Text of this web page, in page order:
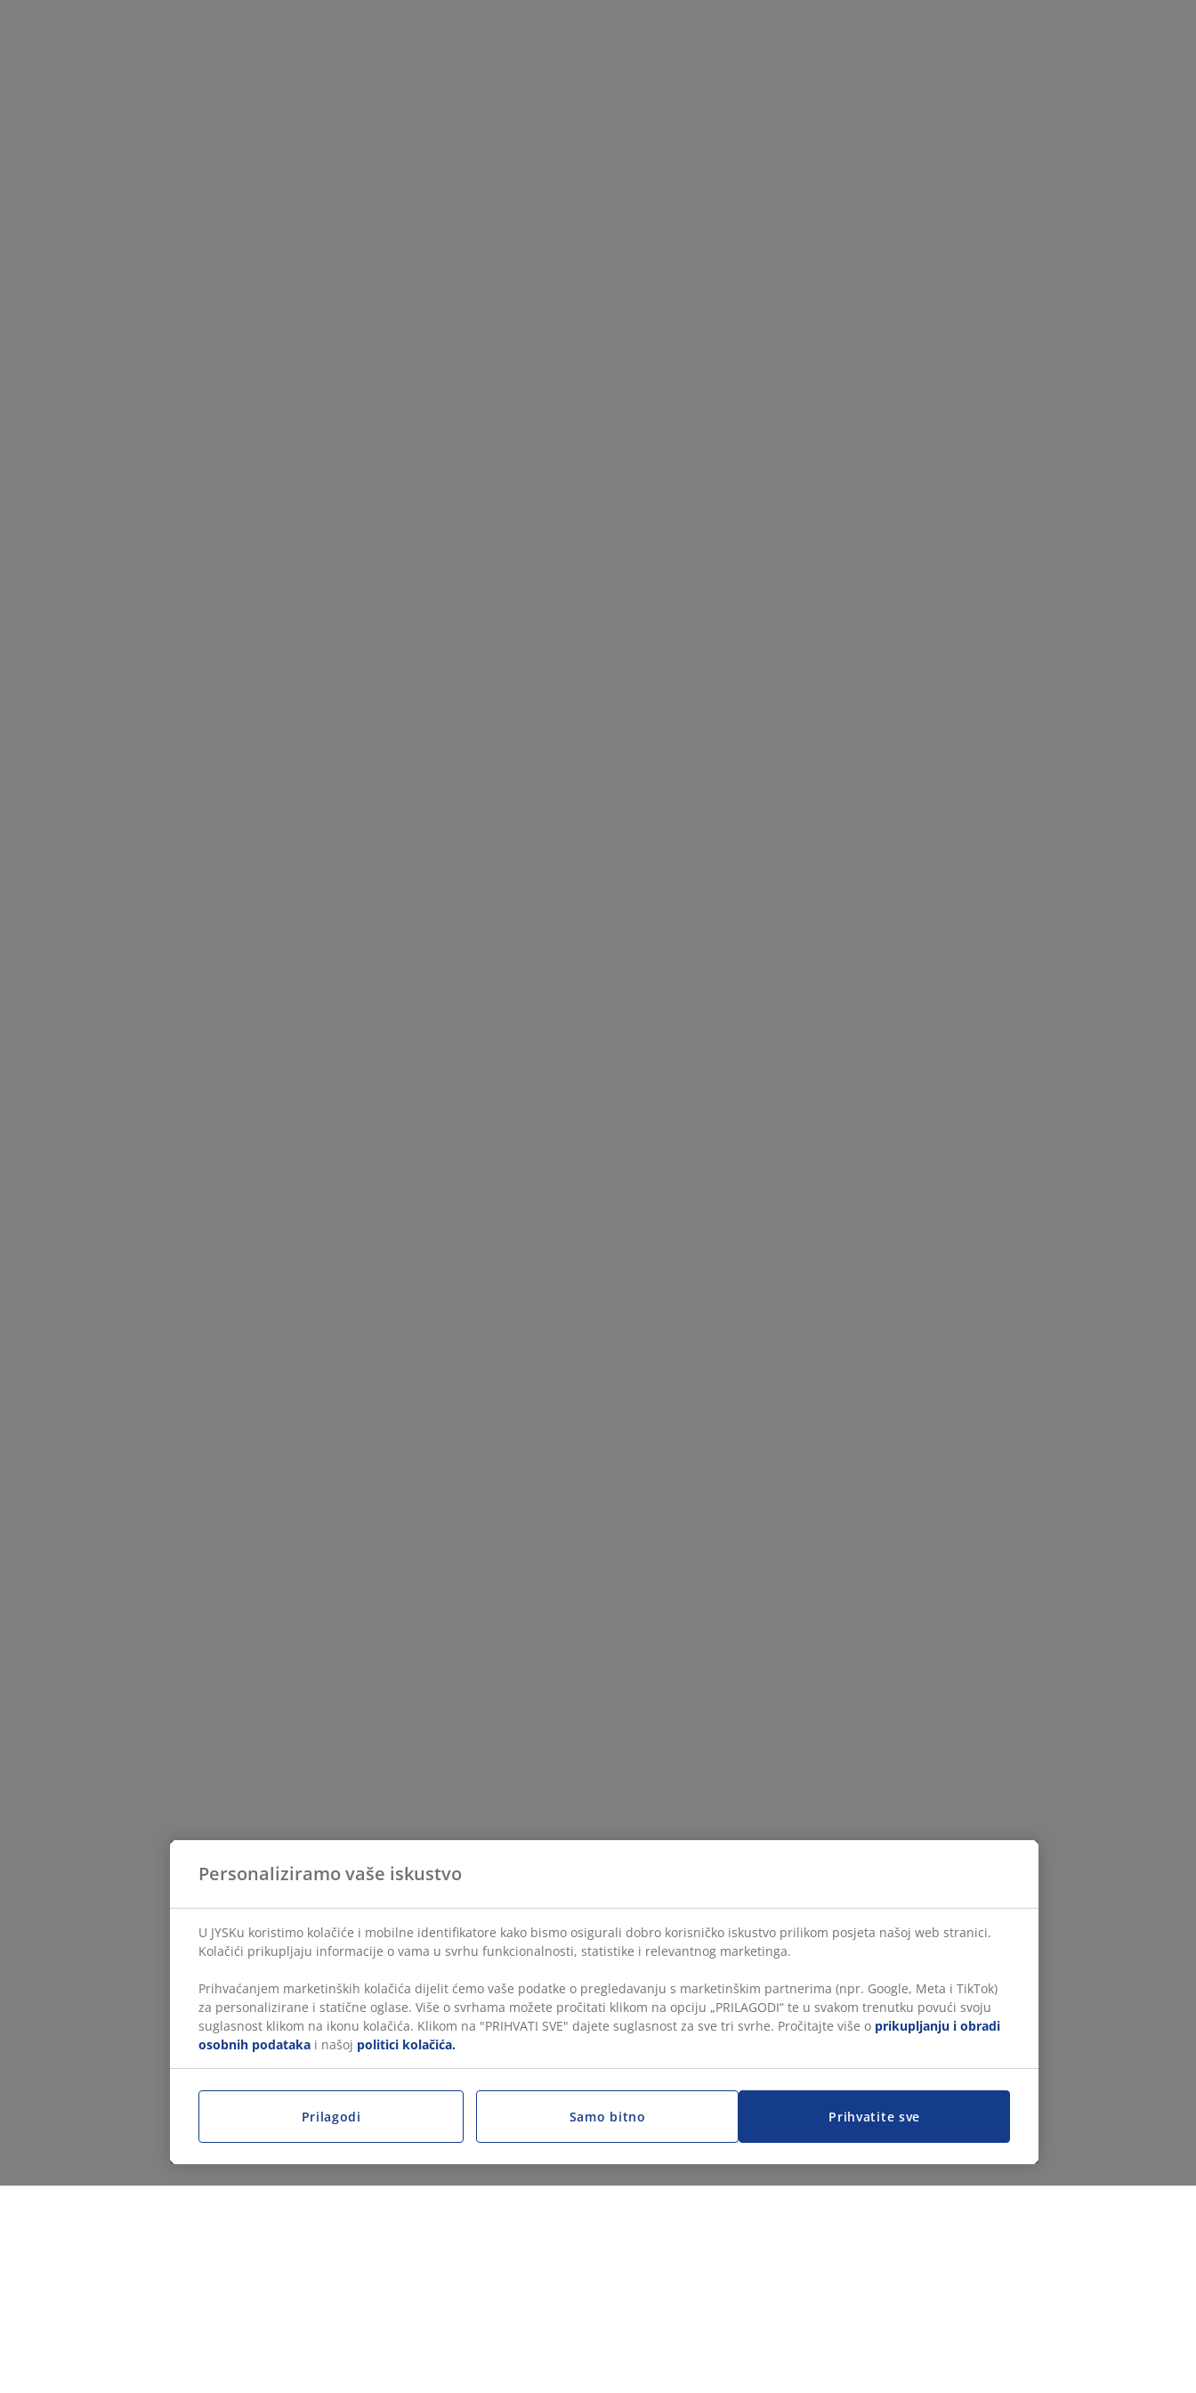
Personaliziramo vaše iskustvo
U JYSKu koristimo kolačiće i mobilne identifikatore kako bismo osigurali dobro korisničko iskustvo prilikom posjeta našoj web stranici.
Kolačići prikupljaju informacije o vama u svrhu funkcionalnosti, statistike i relevantnog marketinga.
Prihvaćanjem marketinških kolačića dijelit ćemo vaše podatke o pregledavanju s marketinškim partnerima (npr. Google, Meta i TikTok)
za personalizirane i statične oglase. Više o svrhama možete pročitati klikom na opciju „PRILAGODI“ te u svakom trenutku povući svoju
suglasnost klikom na ikonu kolačića. Klikom na "PRIHVATI SVE" dajete suglasnost za sve tri svrhe. Pročitajte više o prikupljanju i obradi
osobnih podataka i našoj politici kolačića.
Prihvatite sve
Prilagodi Samo bitno